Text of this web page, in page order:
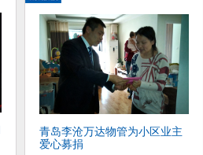
青岛李沧万达物管为小区业主
爱心募捐